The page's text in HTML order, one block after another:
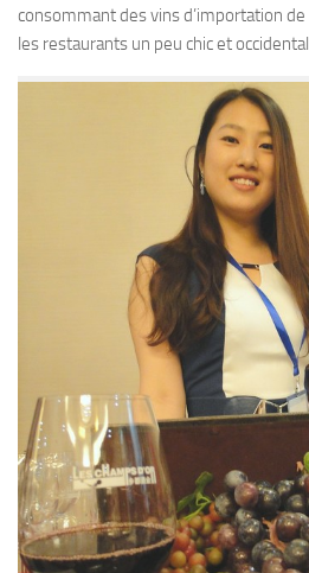
consommant des vins d’importation
les restaurants un peu chic et